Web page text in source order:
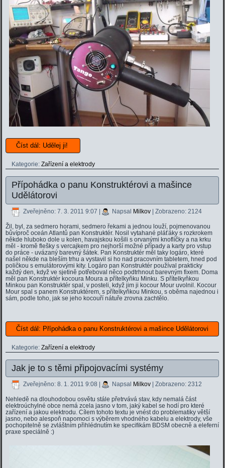
Číst dál: Udělej ji!
Kategorie:Zařízení a elektrody
Přípohádka o panu Konstruktérovi a mašince
Udělátorovi
Zveřejněno: 7. 3. 2011 9:07 | Napsal Milkov | Zobrazeno: 2124
Žil, byl, za sedmero horami, sedmero řekami a jednou louží, pojmenovanou
bůvíproč oceán Atlantů pan Konstruktér. Nosil vytahané pláťáky s rozkrokem
někde hluboko dole u kolen, havajskou košili s orvanými knoflíčky a na krku
měl - kromě flešky s vercajkem pro nejhorší možné případy a karty pro vstup
do práce - uvázaný barevný šátek. Pan Konstruktér měl taky logáro, které
našel někde na bleším trhu a vystavil si ho nad pracovním tabletem, hned pod
poličkou s emulátorovými kity. Logáro pan Konstruktér používal prakticky
každý den, když ve sjetině potřeboval něco podtrhnout barevným fixem. Doma
měl pan Konstruktér kocoura Moura a přítelkyňku Minku. S přítelkyňkou
Minkou pan Konstruktér spal, v posteli, když jim ji kocour Mour uvolnil. Kocour
Mour spal s panem Konstruktérem, s přítelkyňkou Minkou, s oběma najednou i
sám, podle toho, jak se jeho kocouří nátuře zrovna zachtělo.
Číst dál: Přípohádka o panu Konstruktérovi a mašince Udělátorovi
Kategorie:Zařízení a elektrody
Jak je to s těmi připojovacími systémy
Zveřejněno: 8. 1. 2011 9:08 | Napsal Milkov | Zobrazeno: 2312
Nehledě na dlouhodobou osvětu stále přetrvává stav, kdy nemalá část
elektroúchylné obce nemá zcela jasno v tom, jaký kabel se hodí pro které
zařízení a jakou elektrodu. Cílem tohoto textu je vnést do problematiky větší
jasno, nebo alespoň napomoci s výběrem vhodného kabelu a elektrody, vše
pochopitelně se zvláštním přihlédnutím ke specifikám BDSM obecně a eleferní
praxe speciálně :)